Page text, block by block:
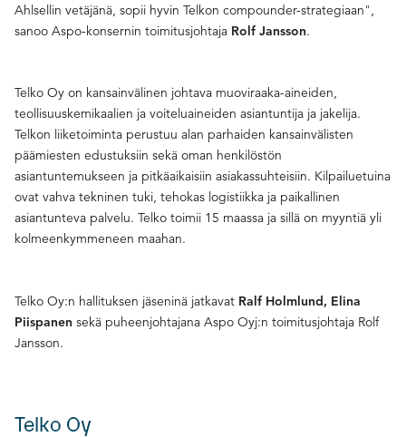
Ahlsellin vetäjänä, sopii hyvin Telkon compounder-strategiaan",
sanoo Aspo-konsernin toimitusjohtaja Rolf Jansson.
Telko Oy on kansainvälinen johtava muoviraaka-aineiden,
teollisuuskemikaalien ja voiteluaineiden asiantuntija ja jakelija.
Telkon liiketoiminta perustuu alan parhaiden kansainvälisten
päämiesten edustuksiin sekä oman henkilöstön
asiantuntemukseen ja pitkäaikaisiin asiakassuhteisiin. Kilpailuetuina
ovat vahva tekninen tuki, tehokas logistiikka ja paikallinen
asiantunteva palvelu. Telko toimii 15 maassa ja sillä on myyntiä yli
kolmeenkymmeneen maahan.
Telko Oy:n hallituksen jäseninä jatkavat Ralf Holmlund, Elina
Piispanen sekä puheenjohtajana Aspo Oyj:n toimitusjohtaja Rolf
Jansson.
Telko Oy